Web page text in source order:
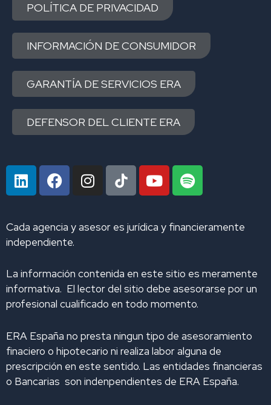
POLÍTICA DE PRIVACIDAD
INFORMACIÓN DE CONSUMIDOR
GARANTÍA DE SERVICIOS ERA
DEFENSOR DEL CLIENTE ERA
L
i
k
e
d
n
F
a
b
o
k
I
n
a
a
m
Y
o
u
S
p
i
Cada agencia y asesor es jurídica y financieramente
independiente.
La información contenida en este sitio es meramente
informativa. El lector del sitio debe asesorarse por un
profesional cualificado en todo momento.
ERA España no presta ningun tipo de asesoramiento
finaciero o hipotecario ni realiza labor alguna de
prescripción en este sentido. Las entidades financieras
o Bancarias son indenpendientes de ERA España.